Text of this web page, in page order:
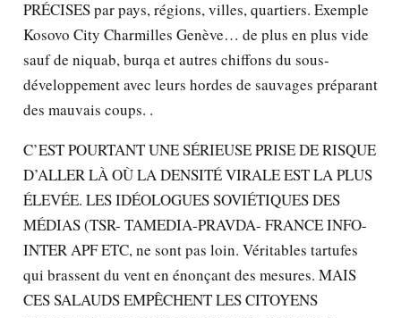
PRÉCISES par pays, régions, villes, quartiers. Exemple
Kosovo City Charmilles Genève… de plus en plus vide
sauf de niquab, burqa et autres chiffons du sous-
développement avec leurs hordes de sauvages préparant
des mauvais coups. .
C’EST POURTANT UNE SÉRIEUSE PRISE DE RISQUE
D’ALLER LÀ OÙ LA DENSITÉ VIRALE EST LA PLUS
ÉLEVÉE. LES IDÉOLOGUES SOVIÉTIQUES DES
MÉDIAS (TSR- TAMEDIA-PRAVDA- FRANCE INFO-
INTER APF ETC, ne sont pas loin. Véritables tartufes
qui brassent du vent en énonçant des mesures. MAIS
CES SALAUDS EMPÊCHENT LES CITOYENS